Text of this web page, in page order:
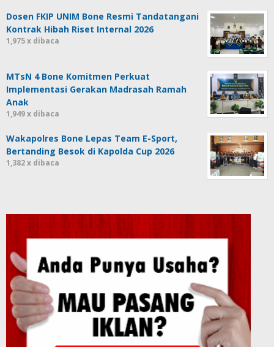
Dosen FKIP UNIM Bone Resmi Tandatangani
Kontrak Hibah Riset Internal 2026
1,975 x dibaca
MTsN 4 Bone Komitmen Perkuat
Implementasi Gerakan Madrasah Ramah
Anak
1,949 x dibaca
Wakapolres Bone Lepas Team E-Sport,
Bertanding Besok di Kapolda Cup 2026
1,382 x dibaca